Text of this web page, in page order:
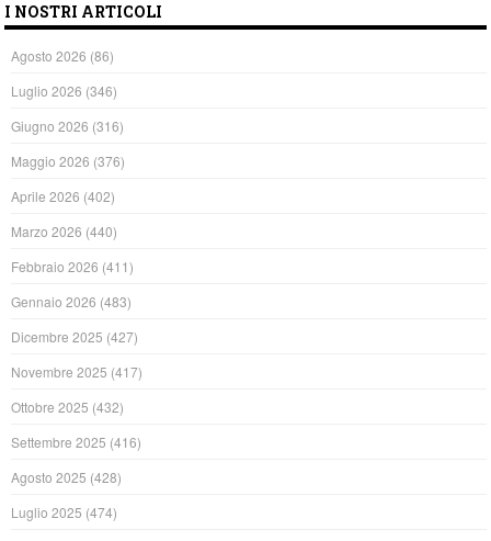
I NOSTRI ARTICOLI
Agosto 2026 (86)
Luglio 2026 (346)
Giugno 2026 (316)
Maggio 2026 (376)
Aprile 2026 (402)
Marzo 2026 (440)
Febbraio 2026 (411)
Gennaio 2026 (483)
Dicembre 2025 (427)
Novembre 2025 (417)
Ottobre 2025 (432)
Settembre 2025 (416)
Agosto 2025 (428)
Luglio 2025 (474)